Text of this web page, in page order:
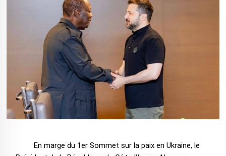
En marge du 1er Sommet sur la paix en Ukraine, le